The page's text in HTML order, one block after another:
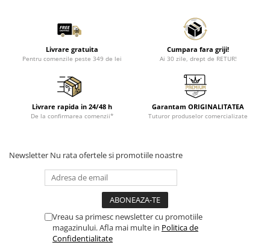
Livrare gratuita
Pentru comenzile peste 349 de lei
Cumpara fara griji!
Ai 30 zile, drept de RETUR!
Livrare rapida in 24/48 h
De la confirmarea comenzii*
Garantam ORIGINALITATEA
Tuturor produselor comercializate
Newsletter Nu rata ofertele si promotiile noastre
Vreau sa primesc newsletter cu promotiile
magazinului. Afla mai multe in Politica de
Confidentialitate